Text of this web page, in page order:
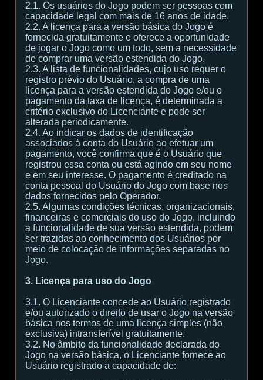
2.1. Os usuários do Jogo podem ser pessoas com
capacidade legal com mais de 16 anos de idade.
2.2. A licença para a versão básica do Jogo é
fornecida gratuitamente e oferece a oportunidade
de jogar o Jogo como um todo, sem a necessidade
de comprar uma versão estendida do Jogo.
2.3. A lista de funcionalidades, cujo uso requer o
registro prévio do Usuário, a compra de uma
licença para a versão estendida do Jogo e/ou o
pagamento da taxa de licença, é determinada a
critério exclusivo do Licenciante e pode ser
alterada periodicamente.
2.4. Ao indicar os dados de identificação
associados à conta do Usuário ao efetuar um
pagamento, você confirma que é o Usuário que
registrou essa conta ou está agindo em seu nome
e em seu interesse. O pagamento é creditado na
conta pessoal do Usuário do Jogo com base nos
dados fornecidos pelo Operador.
2.5. Algumas condições técnicas, organizacionais,
financeiras e comerciais do uso do Jogo, incluindo
a funcionalidade de sua versão estendida, podem
ser trazidas ao conhecimento dos Usuários por
meio de colocação de informações separadas no
Jogo.
3. Licença para uso do Jogo
3.1. O Licenciante concede ao Usuário registrado
e/ou autorizado o direito de usar o Jogo na versão
básica nos termos de uma licença simples (não
exclusiva) intransferível gratuitamente.
3.2. No âmbito da funcionalidade declarada do
Jogo na versão básica, o Licenciante fornece ao
Usuário registrado a capacidade de: